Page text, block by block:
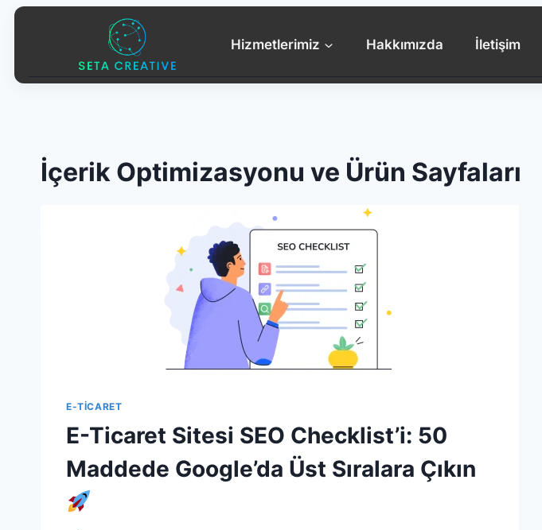
Skip
Hizmetlerimiz Hakkımızda İletişim
İçerik Optimizasyonu ve Ürün Sayfaları
E-TICARET
E-Ticaret Sitesi SEO Checklist’i: 50
Maddede Google’da Üst Sıralara Çıkın